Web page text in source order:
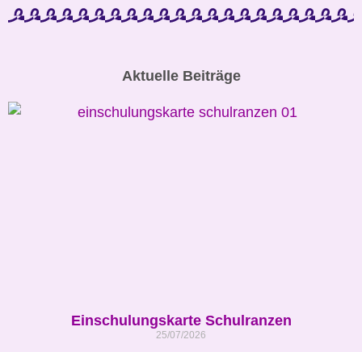
Aktuelle Beiträge
Einschulungskarte Schulranzen
25/07/2026